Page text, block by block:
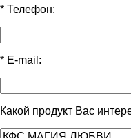
* Телефон:
* E-mail:
Какой продукт Вас